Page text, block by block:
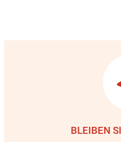
BLEIBEN